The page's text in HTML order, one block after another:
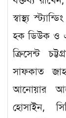
স্বাস্থ্য
হক ডিউক ও
ক্রিসেন্ট
সাফকাত
আনোয়ার
হোসাইন,